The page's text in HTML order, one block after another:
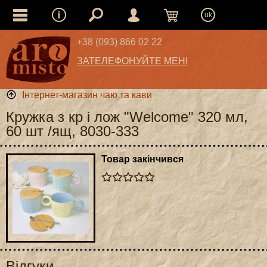
uk
+38 (093) 866 02 22
ЗАТЕЛЕФОНУЙТЕ МЕНІ
Інтернет-магазин чаю та кави
Кружка з кр і лож "Welcome" 320 мл,
60 шт /ящ, 8030-333
Товар закінчився